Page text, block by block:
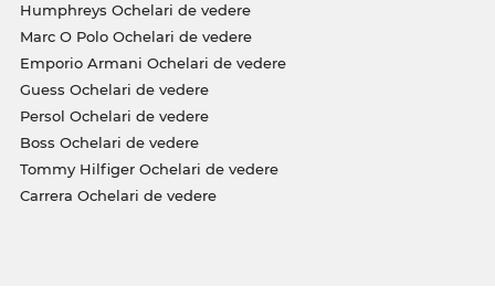
Humphreys Ochelari de vedere
Marc O Polo Ochelari de vedere
Emporio Armani Ochelari de vedere
Guess Ochelari de vedere
Persol Ochelari de vedere
Boss Ochelari de vedere
Tommy Hilfiger Ochelari de vedere
Carrera Ochelari de vedere